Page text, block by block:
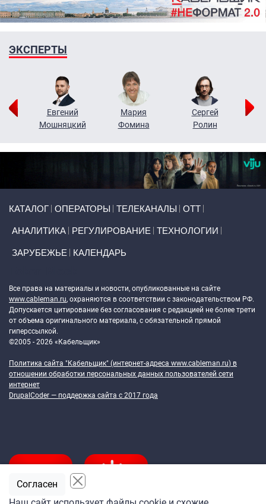
ЭКСПЕРТЫ
Евгений
Мошняцкий
Мария
Фомина
Сергей
Ролин
КАТАЛОГ ОПЕРАТОРЫ ТЕЛЕКАНАЛЫ ОТТ
АНАЛИТИКА РЕГУЛИРОВАНИЕ ТЕХНОЛОГИИ
ЗАРУБЕЖЬЕ КАЛЕНДАРЬ
Все права на материалы и новости, опубликованные на сайте
www.cableman.ru, охраняются в соответствии с законодательством РФ.
Допускается цитирование без согласования с редакцией не более трети
от объема оригинального материала, с обязательной прямой
гиперссылкой.
©2005 - 2026 «Кабельщик»
Политика сайта "Кабельщик" (интернет-адреса www.cableman.ru) в
отношении обработки персональных данных пользователей сети
интернет
DrupalCoder — поддержка сайта c 2017 года
Согласен